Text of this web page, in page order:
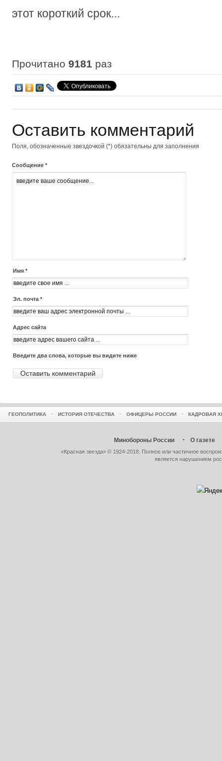
этот короткий срок...
Прочитано 9181 раз
Оставить комментарий
Поля, обозначенные звездочкой (*) обязательны для заполнения
Сообщение *
Имя *
Эл. почта *
Адрес сайта
Введите два слова, которые вы видите ниже
ГЕОПОЛИТИКА ИСТОРИЯ ОТЕЧЕСТВА ОФИЦЕРЫ РОССИИ КАДРОВАЯ
Минобороны России О газете
«Красная звезда» © 1924-2018. Полное или частичное
является нарушением